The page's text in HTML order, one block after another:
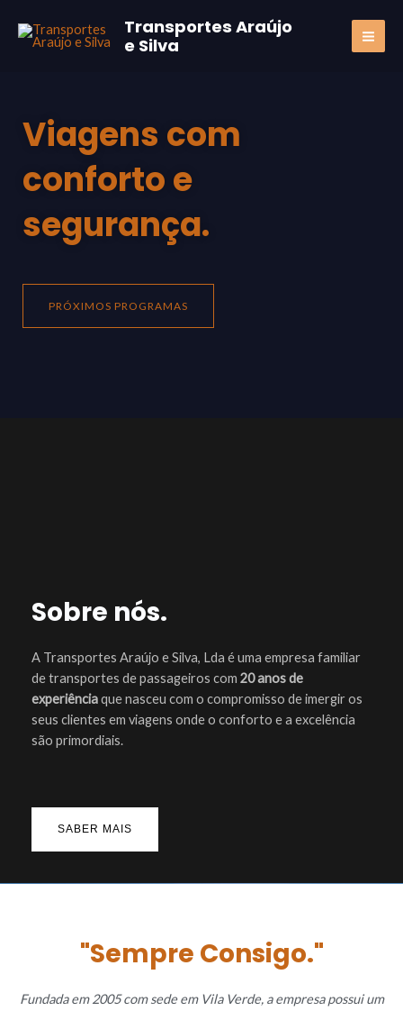
content
Transportes Araújo
e Silva
Viagens com
conforto e
segurança.
PRÓXIMOS PROGRAMAS
Sobre nós.
A Transportes Araújo e Silva, Lda é uma empresa familiar
de transportes de passageiros com 20 anos de
experiênciaque nasceu com o compromisso de imergir os
seus clientes em viagens onde o conforto e a excelência
são primordiais.
SABER MAIS
"Sempre Consigo."
Fundada em 2005 com sede em Vila Verde, a empresa possui um